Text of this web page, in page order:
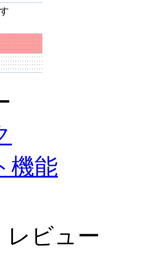
機能
レビュー